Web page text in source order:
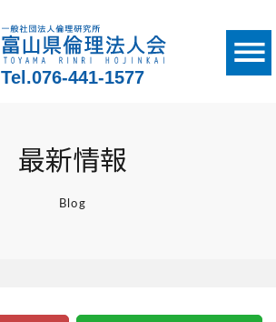
Tel.076-441-1577
最新情報
Blog